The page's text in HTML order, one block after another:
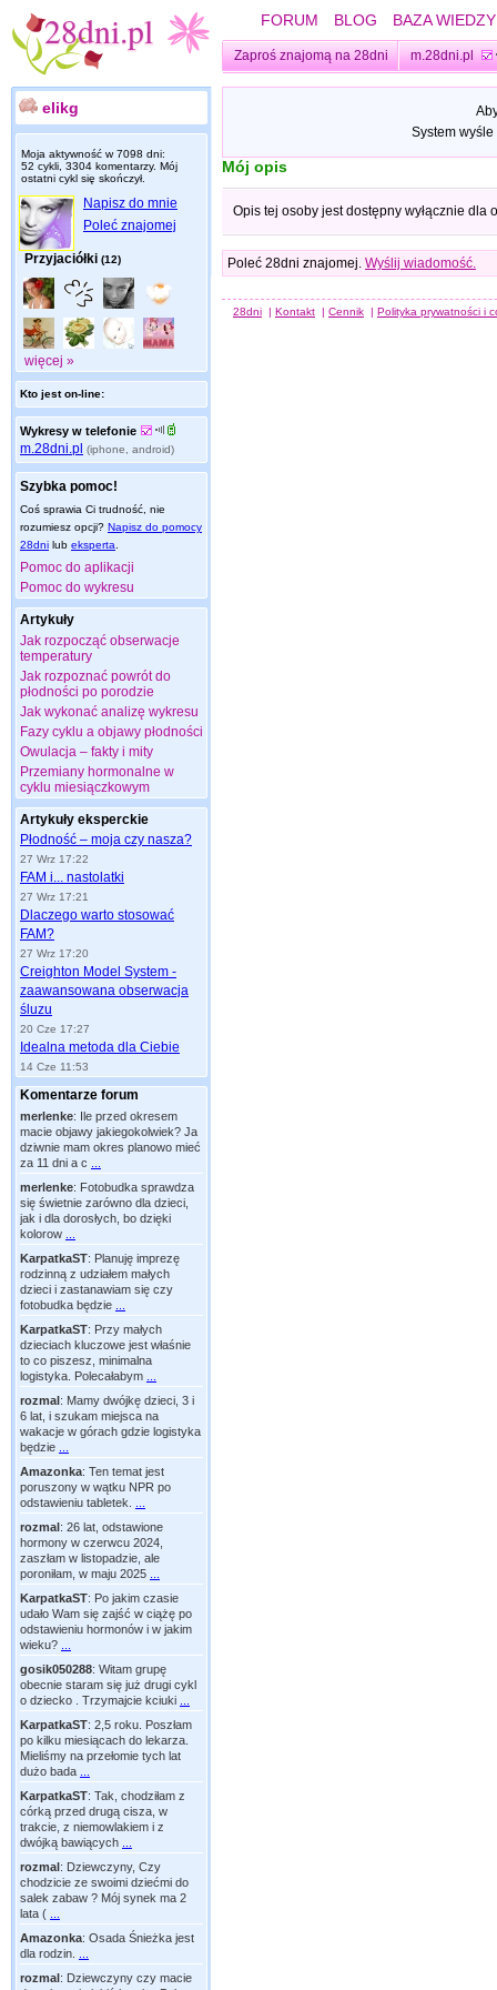
FORUM BLOG BAZA WIEDZY
Zaproś znajomą na 28dni m.28dni.pl
elikg
Moja aktywność w 7098 dni:
52 cykli, 3304 komentarzy. Mój
ostatni cykl się skończył.
Napisz do mnie
Poleć znajomej
Przyjaciółki (12)
więcej »
Kto jest on-line:
Wykresy w telefonie
m.28dni.pl (iphone, android)
Szybka pomoc!
Coś sprawia Ci trudność, nie
rozumiesz opcji? Napisz do pomocy
28dni lub eksperta
Pomoc do aplikacji
Pomoc do wykresu
Artykuły
Jak rozpocząć obserwacje
temperatury
Jak rozpoznać powrót do
płodności po porodzie
Jak wykonać analizę wykresu
Fazy cyklu a objawy płodności
Owulacja – fakty i mity
Przemiany hormonalne w
cyklu miesiączkowym
Artykuły eksperckie
Płodność – moja czy nasza?
27 Wrz 17:22
FAM i... nastolatki
27 Wrz 17:21
Dlaczego warto stosować
FAM?
27 Wrz 17:20
Creighton Model System -
zaawansowana obserwacja
śluzu
20 Cze 17:27
Idealna metoda dla Ciebie
14 Cze 11:53
Komentarze forum
merlenke: Ile przed okresem
macie objawy jakiegokolwiek? Ja
dziwnie mam okres planowo mieć
za 11 dni a c
merlenke: Fotobudka sprawdza
się świetnie zarówno dla dzieci,
jak i dla dorosłych, bo dzięki
kolorow
KarpatkaST: Planuję imprezę
rodzinną z udziałem małych
dzieci i zastanawiam się czy
fotobudka będzie
KarpatkaST: Przy małych
dzieciach kluczowe jest właśnie
to co piszesz, minimalna
logistyka. Polecałabym
rozmal: Mamy dwójkę dzieci, 3 i
6 lat, i szukam miejsca na
wakacje w górach gdzie logistyka
będzie
Amazonka: Ten temat jest
poruszony w wątku NPR po
odstawieniu tabletek.
rozmal: 26 lat, odstawione
hormony w czerwcu 2024,
zaszłam w listopadzie, ale
poroniłam, w maju 2025
KarpatkaST: Po jakim czasie
udało Wam się zajść w ciążę po
odstawieniu hormonów i w jakim
wieku?
gosik050288: Witam grupę
obecnie staram się już drugi cykl
o dziecko . Trzymajcie kciuki
KarpatkaST: 2,5 roku. Poszłam
po kilku miesiącach do lekarza.
Mieliśmy na przełomie tych lat
dużo bada
KarpatkaST: Tak, chodziłam z
córką przed drugą cisza, w
trakcie, z niemowlakiem i z
dwójką bawiących
rozmal: Dziewczyny, Czy
chodzicie ze swoimi dziećmi do
salek zabaw ? Mój synek ma 2
lata (
Amazonka: Osada Śnieżka jest
dla rodzin.
rozmal: Dziewczyny czy macie
System
Mój opis
Opis tej osoby jest dostępny wyłącznie dla
Poleć 28dni znajomej. Wyślij wiadomość.
28dni | Kontakt | Cennik | Polityka prywatności i